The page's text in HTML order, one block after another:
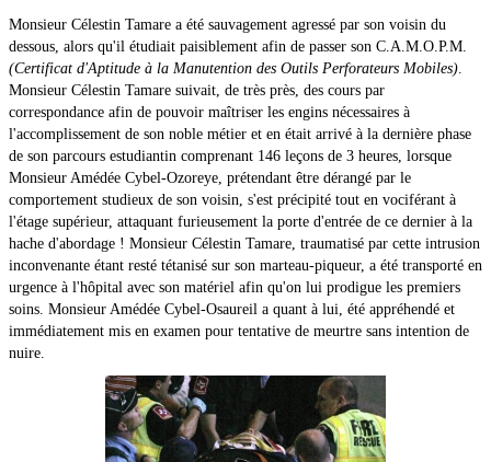
Monsieur Célestin Tamare a été sauvagement agressé par son voisin du
dessous, alors qu'il étudiait paisiblement afin de passer son C.A.M.O.P.M.
(Certificat d'Aptitude à la Manutention des Outils Perforateurs Mobiles).
Monsieur Célestin Tamare suivait, de très près, des cours par
correspondance afin de pouvoir maîtriser les engins nécessaires à
l'accomplissement de son noble métier et en était arrivé à la dernière phase
de son parcours estudiantin comprenant 146 leçons de 3 heures, lorsque
Monsieur Amédée Cybel-Ozoreye, prétendant être dérangé par le
comportement studieux de son voisin, s'est précipité tout en vociférant à
l'étage supérieur, attaquant furieusement la porte d'entrée de ce dernier à la
hache d'abordage ! Monsieur Célestin Tamare, traumatisé par cette intrusion
inconvenante étant resté tétanisé sur son marteau-piqueur, a été transporté en
urgence à l'hôpital avec son matériel afin qu'on lui prodigue les premiers
soins. Monsieur Amédée Cybel-Osaureil a quant à lui, été appréhendé et
immédiatement mis en examen pour tentative de meurtre sans intention de
nuire.